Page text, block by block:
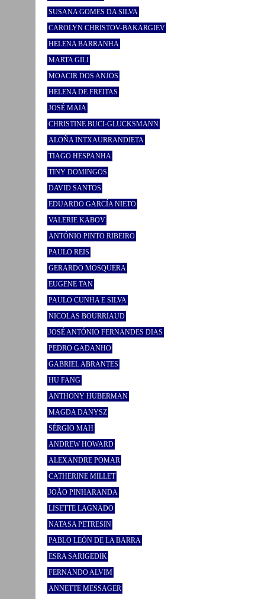
SUSANA GOMES DA SILVA
CAROLYN CHRISTOV-BAKARGIEV
HELENA BARRANHA
MARTA GILI
MOACIR DOS ANJOS
HELENA DE FREITAS
JOSÉ MAIA
CHRISTINE BUCI-GLUCKSMANN
ALOÑA INTXAURRANDIETA
TIAGO HESPANHA
TINY DOMINGOS
DAVID SANTOS
EDUARDO GARCÍA NIETO
VALERIE KABOV
ANTÓNIO PINTO RIBEIRO
PAULO REIS
GERARDO MOSQUERA
EUGENE TAN
PAULO CUNHA E SILVA
NICOLAS BOURRIAUD
JOSÉ ANTÓNIO FERNANDES DIAS
PEDRO GADANHO
GABRIEL ABRANTES
HU FANG
ANTHONY HUBERMAN
MAGDA DANYSZ
SÉRGIO MAH
ANDREW HOWARD
ALEXANDRE POMAR
CATHERINE MILLET
JOÃO PINHARANDA
LISETTE LAGNADO
NATASA PETRESIN
PABLO LEÓN DE LA BARRA
ESRA SARIGEDIK
FERNANDO ALVIM
ANNETTE MESSAGER